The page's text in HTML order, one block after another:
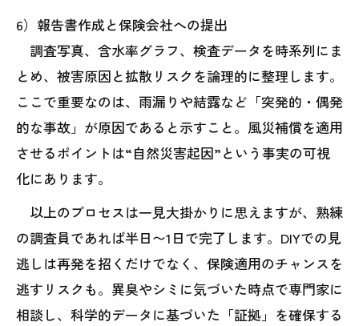
6）報告書作成と保険会社への提出
調査写真、含水率グラフ、検査データを時系列にま
とめ、被害原因と拡散リスクを論理的に整理します。
ここで重要なのは、雨漏りや結露など「突発的・偶発
的な事故」が原因であると示すこと。風災補償を適用
させるポイントは“自然災害起因”という事実の可視
化にあります。
以上のプロセスは一見大掛かりに思えますが、熟練
の調査員であれば半日〜1日で完了します。DIYでの見
逃しは再発を招くだけでなく、保険適用のチャンスを
逃すリスクも。異臭やシミに気づいた時点で専門家に
相談し、科学的データに基づいた「証拠」を確保する